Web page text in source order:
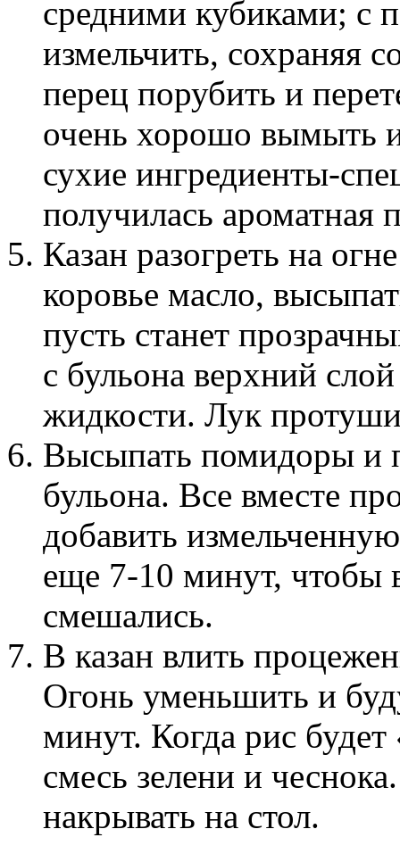
средними кубиками; с
измельчить, сохраняя
перец порубить и
очень хорошо вымыть
сухие ингредиенты-
получилась ароматная
Казан разогреть на
коровье масло,
пусть станет
с бульона верхний
жидкости. Лук
Высыпать помидоры и
бульона. Все вместе
добавить
еще 7-10 минут, чтобы
смешались.
В казан влить
Огонь уменьшить и
минут. Когда рис
смесь зелени и
накрывать на стол.